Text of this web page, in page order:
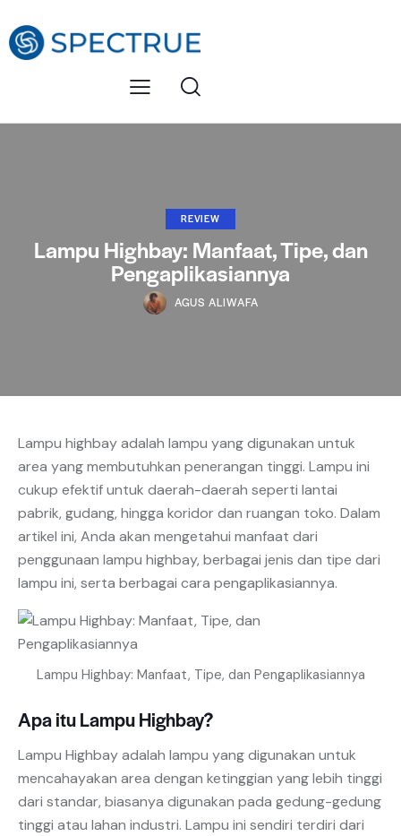
REVIEW
Lampu Highbay: Manfaat, Tipe, dan
Pengaplikasiannya
AGUS ALIWAFA
Lampu highbay adalah lampu yang digunakan untuk
area yang membutuhkan penerangan tinggi. Lampu ini
cukup efektif untuk daerah-daerah seperti lantai
pabrik, gudang, hingga koridor dan ruangan toko. Dalam
artikel ini, Anda akan mengetahui manfaat dari
penggunaan lampu highbay, berbagai jenis dan tipe dari
lampu ini, serta berbagai cara pengaplikasiannya.
Lampu Highbay: Manfaat, Tipe, dan Pengaplikasiannya
Apa itu Lampu Highbay?
Lampu Highbay adalah lampu yang digunakan untuk
mencahayakan area dengan ketinggian yang lebih tinggi
dari standar, biasanya digunakan pada gedung-gedung
tinggi atau lahan industri. Lampu ini sendiri terdiri dari